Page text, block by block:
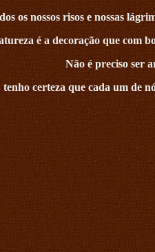
os nossos risos e nossas
é a decoração que com
Não é preciso ser
tenho certeza que cada um de